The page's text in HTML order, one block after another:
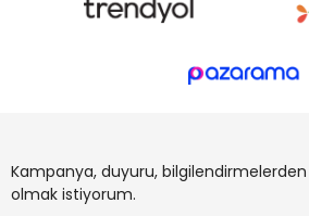
Kampanya, duyuru,
olmak istiyorum.